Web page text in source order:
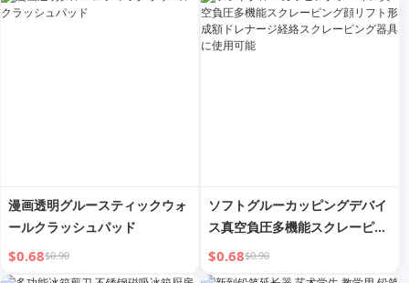
漫画透明グルースティックウォ
ールクラッシュパッド
$0.68$0.90
ソフトグルーカッピングデバイ
ス真空負圧多機能スクレーピン
グ顔リフト形成額ドレナージ経
絡スクレーピング器具に使用可
$0.68$0.90